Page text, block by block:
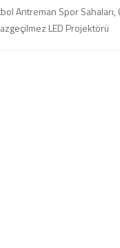
Antreman Spor
LED Projektörü